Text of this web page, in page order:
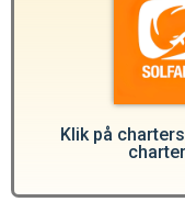
Klik på